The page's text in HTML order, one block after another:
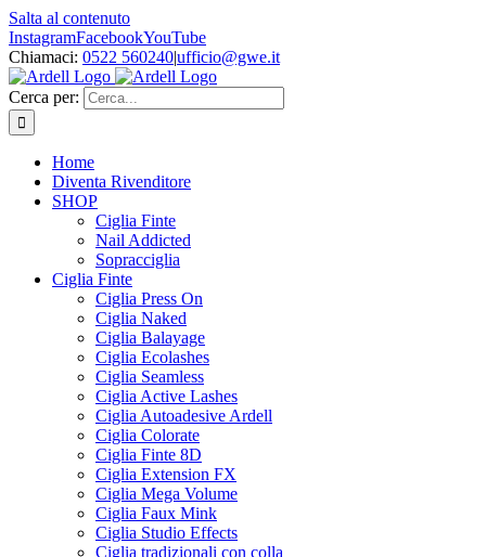
Salta al contenuto
InstagramFacebookYouTube
Chiamaci: 0522 560240|ufficio@gwe.it
Cerca per:
Home
Diventa Rivenditore
SHOP
Ciglia Finte
Nail Addicted
Sopracciglia
Ciglia Finte
Ciglia Press On
Ciglia Naked
Ciglia Balayage
Ciglia Ecolashes
Ciglia Seamless
Ciglia Active Lashes
Ciglia Autoadesive Ardell
Ciglia Colorate
Ciglia Finte 8D
Ciglia Extension FX
Ciglia Mega Volume
Ciglia Faux Mink
Ciglia Studio Effects
Ciglia tradizionali con colla